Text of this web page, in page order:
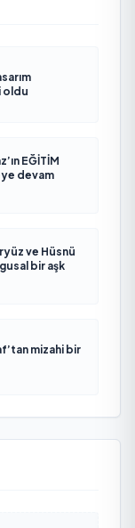
oldu
EĞİTİM
devam
ve Hüsnü
bir aşk
mizahi bir